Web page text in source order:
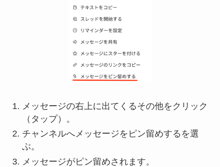
メッセージの右上に出てくるその他をクリック
（タップ）。
チャンネルへメッセージをピン留めするを選
ぶ。
メッセージがピン留めされます。